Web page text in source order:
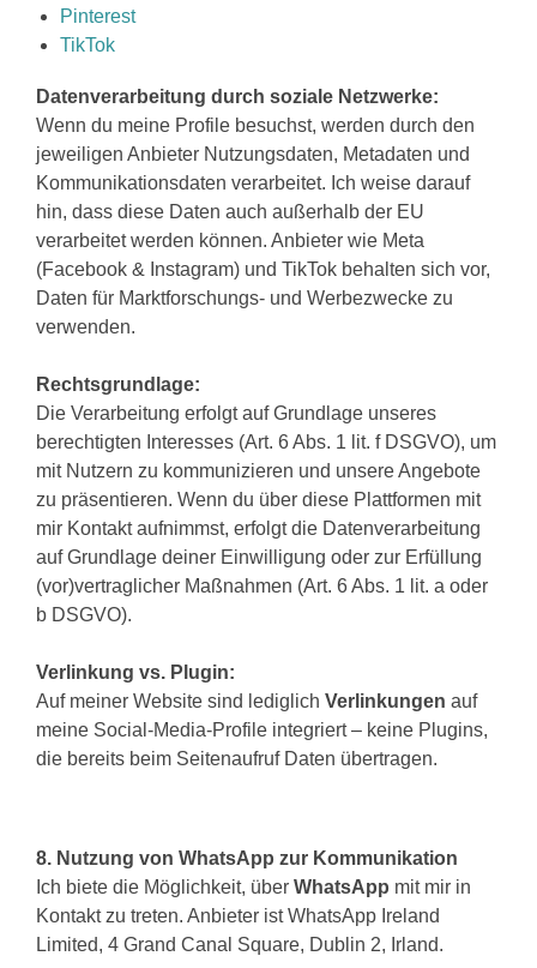
Pinterest
TikTok
Datenverarbeitung durch soziale Netzwerke:
Wenn du meine Profile besuchst, werden durch den
jeweiligen Anbieter Nutzungsdaten, Metadaten und
Kommunikationsdaten verarbeitet. Ich weise darauf
hin, dass diese Daten auch außerhalb der EU
verarbeitet werden können. Anbieter wie Meta
(Facebook & Instagram) und TikTok behalten sich vor,
Daten für Marktforschungs- und Werbezwecke zu
verwenden.
Rechtsgrundlage:
Die Verarbeitung erfolgt auf Grundlage unseres
berechtigten Interesses (Art. 6 Abs. 1 lit. f DSGVO), um
mit Nutzern zu kommunizieren und unsere Angebote
zu präsentieren. Wenn du über diese Plattformen mit
mir Kontakt aufnimmst, erfolgt die Datenverarbeitung
auf Grundlage deiner Einwilligung oder zur Erfüllung
(vor)vertraglicher Maßnahmen (Art. 6 Abs. 1 lit. a oder
b DSGVO).
Verlinkung vs. Plugin:
Auf meiner Website sind lediglich Verlinkungen auf
meine Social-Media-Profile integriert – keine Plugins,
die bereits beim Seitenaufruf Daten übertragen.
8. Nutzung von WhatsApp zur Kommunikation
Ich biete die Möglichkeit, über WhatsApp mit mir in
Kontakt zu treten. Anbieter ist WhatsApp Ireland
Limited, 4 Grand Canal Square, Dublin 2, Irland.